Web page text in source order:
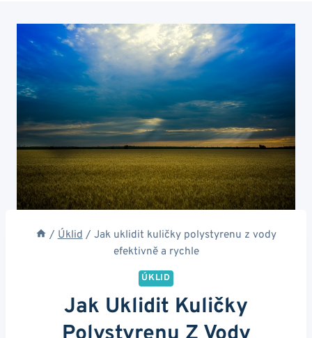
/ Úklid / Jak uklidit kuličky polystyrenu z vody
efektivně a rychle
ÚKLID
Jak Uklidit Kuličky